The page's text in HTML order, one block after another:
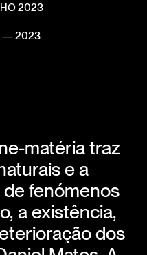
2023
— 2023
matéria traz
e a
fenómenos
a existência,
dos